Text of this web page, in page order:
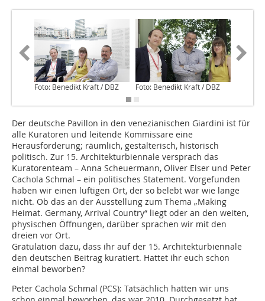
Foto: Benedikt Kraft / DBZ Foto: Benedikt Kraft / DBZ
Der deutsche Pavillon in den venezianischen Giardini ist für
alle Kuratoren und leitende Kommissare eine
Herausforderung; räumlich, gestalterisch, historisch
politisch. Zur 15. Architekturbiennale versprach das
Kuratorenteam – Anna Scheuermann, Oliver Elser und Peter
Cachola Schmal – ein politisches Statement. Vorgefunden
haben wir einen luftigen Ort, der so belebt war wie lange
nicht. Ob das an der Ausstellung zum Thema „Making
Heimat. Germany, Arrival Country“ liegt oder an den weiten,
physischen Öffnungen, darüber sprachen wir mit den
dreien vor Ort.
Gratulation dazu, dass ihr auf der 15. Architekturbiennale
den deutschen Beitrag kuratiert. Hattet ihr euch schon
einmal beworben?
Peter Cachola Schmal (PCS): Tatsächlich hatten wir uns